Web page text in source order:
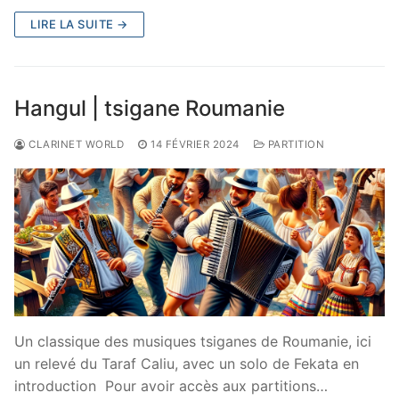
LIRE LA SUITE →
Hangul | tsigane Roumanie
CLARINET WORLD 14 FÉVRIER 2024 PARTITION
Un classique des musiques tsiganes de Roumanie, ici
un relevé du Taraf Caliu, avec un solo de Fekata en
introduction Pour avoir accès aux partitions…